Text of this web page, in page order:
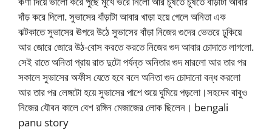
দাঁড় করে দিলো. সুভাসের বাঁড়াটা আবার খাড়া হয়ে গেলে অনিতা এক
ঝটকাতে সুভাসের ঊপরে উঠে সুভাসের বাঁড়া নিজের গুদের ভেতরে ঢুকিয়ে
আর জোরে জোরে উঠ-বোস করতে করতে নিজের গুদ আবার চোদাতে লাগলো.
সেই রাতে অনিতা প্রায় রাত দুটো পর্যন্ত অনিতার গুদ মারলো আর তার পর
সকালে সুভাসের অফীস যেতে হবে বলে অনিতা গুদ চোদানো বন্ধ করলো
আর তার পর লেঙ্গটো হয়ে সুভাসের পাশে শুয়ে ঘুমিয়ে পড়লো।সহদেব বাবুও
নিজের যৌবন কালে বেশ রঙ্গিন মেজাজের লোক ছিলেন। bengali
panu story